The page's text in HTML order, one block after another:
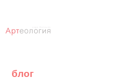
блог